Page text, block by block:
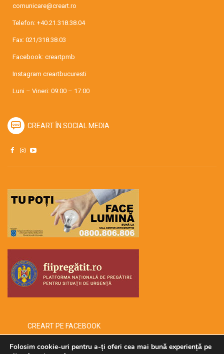
comunicare@creart.ro
Telefon: +40.21.318.38.04
Fax: 021/318.38.03
Facebook: creartpmb
Instagram creartbucuresti
Luni – Vineri: 09:00 – 17:00
CREART ÎN SOCIAL MEDIA
CREART PE FACEBOOK
Folosim cookie-uri pentru a-ți oferi cea mai bună experiență pe